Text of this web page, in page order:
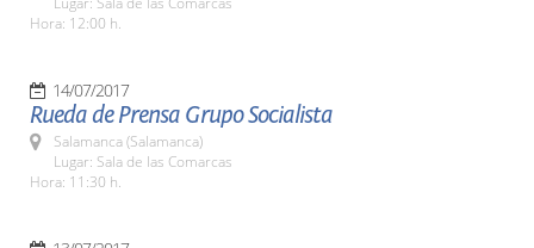
Hora: 12:00 h.
14/07/2017
Rueda de Prensa Grupo Socialista
Salamanca (Salamanca)
Lugar: Sala de las Comarcas
Hora: 11:30 h.